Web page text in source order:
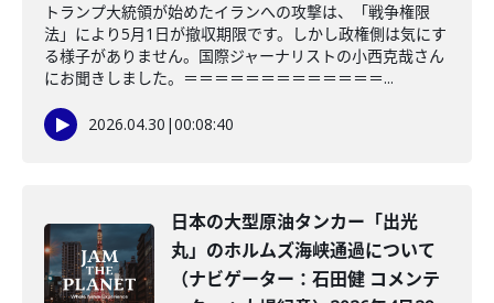
トランプ大統領が始めたイランへの攻撃は、「戦争権限
法」により5月1日が撤収期限です。しかし政権側は気にす
る様子がありません。国際ジャーナリストの小西克哉さん
にお聞きしました。＝＝＝＝＝＝＝＝＝＝＝＝＝...
2026.04.30 |00:08:40
日本の大型原油タンカー「出光
丸」のホルムズ海峡通過について
（ナビゲーター：石田健 コメンテ